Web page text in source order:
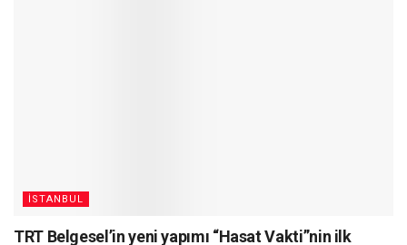
İSTANBUL
TRT Belgesel’in yeni yapımı “Hasat Vakti”nin ilk